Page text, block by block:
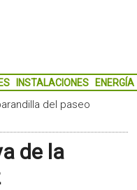
INSTALACIONES ENERGÍA
del paseo
de la